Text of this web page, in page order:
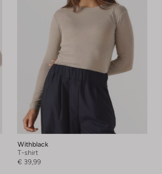
Withblack
T-shirt
€ 39,99